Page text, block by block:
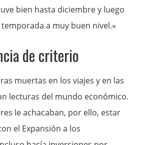
bien hasta diciembre y luego
a muy buen nivel.»
de criterio
muertas en los viajes y en las
lecturas del mundo económico.
le achacaban, por ello, estar
el Expansión a los